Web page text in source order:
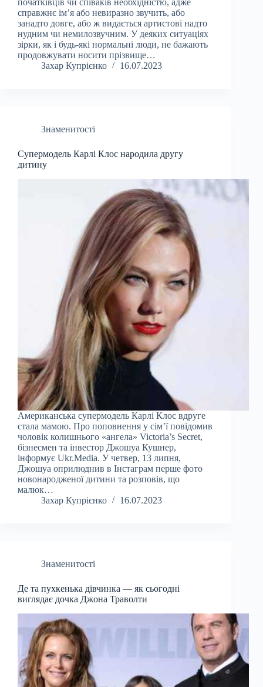
початківців чи співаків необхідністю, адже
справжнє ім’я або невиразно звучить, або
занадто довге, або ж видається артистові надто
нудним чи немилозвучним. У деяких ситуаціях
зірки, як і будь-які нормальні люди, не бажають
продовжувати носити прізвище…
Захар Купрієнко
16.07.2023
Знаменитості
Супермодель Карлі Клос народила другу
дитину
Американська супермодель Карлі Клос вдруге
стала мамою. Про поповнення у сім’ї повідомив
чоловік колишнього «ангела» Victoria’s Secret,
бізнесмен та інвестор Джошуа Кушнер,
інформує Ukr.Media. У четвер, 13 липня,
Джошуа оприлюднив в Інстаграм перше фото
новонародженої дитини та розповів, що
малюк…
Захар Купрієнко
16.07.2023
Знаменитості
Де та пухкенька дівчинка — як сьогодні
виглядає дочка Джона Траволти